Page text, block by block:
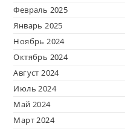
Февраль 2025
Январь 2025
Ноябрь 2024
Октябрь 2024
Август 2024
Июль 2024
Май 2024
Март 2024